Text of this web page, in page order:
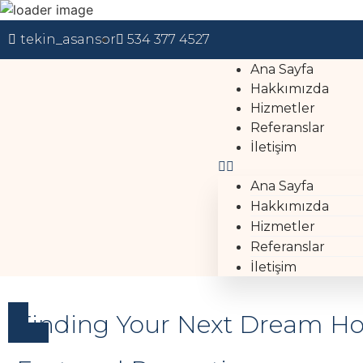
tekin_asansor
534 377 4527
Ana Sayfa
Hakkımızda
Hizmetler
Referanslar
İletişim
Ana Sayfa
Hakkımızda
Hizmetler
Referanslar
İletişim
Finding Your Next Dream